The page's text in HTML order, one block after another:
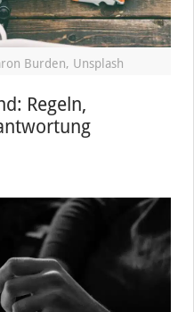
Burden, Unsplash
Regeln,